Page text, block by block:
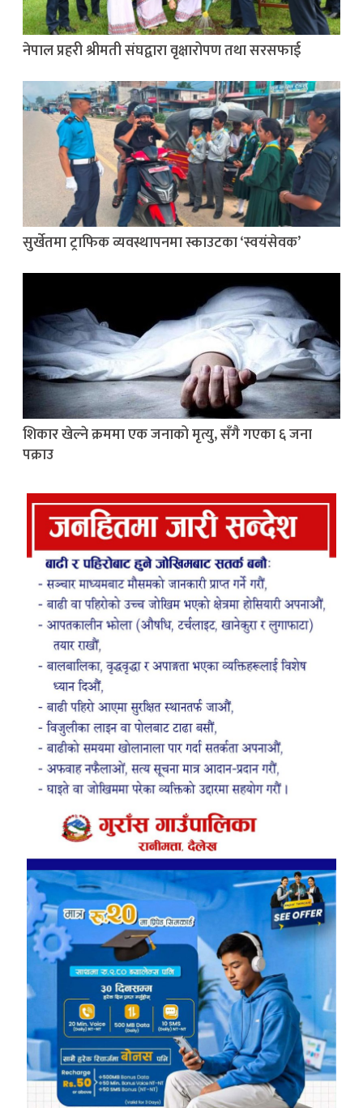
नेपाल प्रहरी श्रीमती संघद्वारा वृक्षारोपण तथा सरसफाई
सुर्खेतमा ट्राफिक व्यवस्थापनमा स्काउटका ‘स्वयंसेवक’
शिकार खेल्ने क्रममा एक जनाको मृत्यु, सँगै गएका ६ जना
पक्राउ